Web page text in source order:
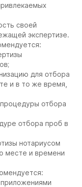
своей
экспертизе.
для отбора
и в то же время,
отбора
отбора проб в
нотариусом
месте и времени